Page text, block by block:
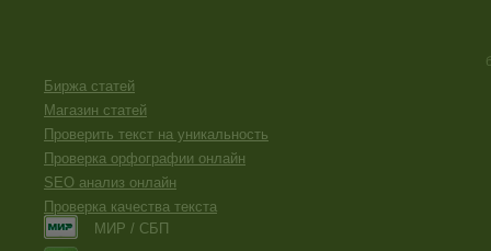
Биржа статей
Магазин статей
Проверить текст на уникальность
Проверка орфографии онлайн
SEO анализ онлайн
Проверка качества текста
МИР / СБП